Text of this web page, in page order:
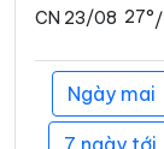
CN 23/08 27°/
Ngày mai
7 ngày tới